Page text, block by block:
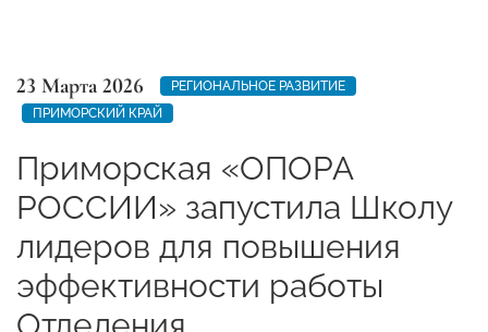
23 Марта 2026
РЕГИОНАЛЬНОЕ РАЗВИТИЕ
ПРИМОРСКИЙ КРАЙ
Приморская «ОПОРА
РОССИИ» запустила Школу
лидеров для повышения
эффективности работы